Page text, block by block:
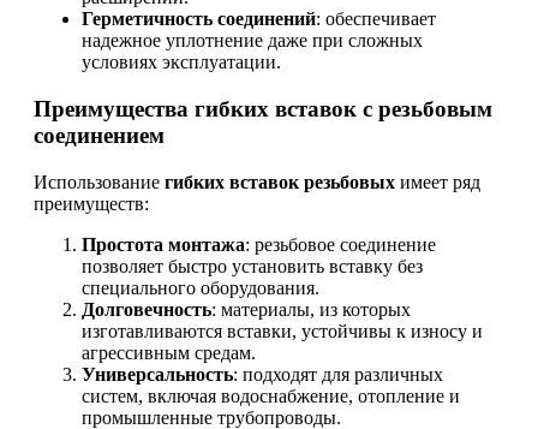
Герметичность соединений: обеспечивает
надежное уплотнение даже при сложных
условиях эксплуатации.
Преимущества гибких вставок с резьбовым
соединением
Использование гибких вставок резьбовых имеет ряд
преимуществ:
Простота монтажа: резьбовое соединение
позволяет быстро установить вставку без
специального оборудования.
Долговечность: материалы, из которых
изготавливаются вставки, устойчивы к износу и
агрессивным средам.
Универсальность: подходят для различных
систем, включая водоснабжение, отопление и
промышленные трубопроводы.